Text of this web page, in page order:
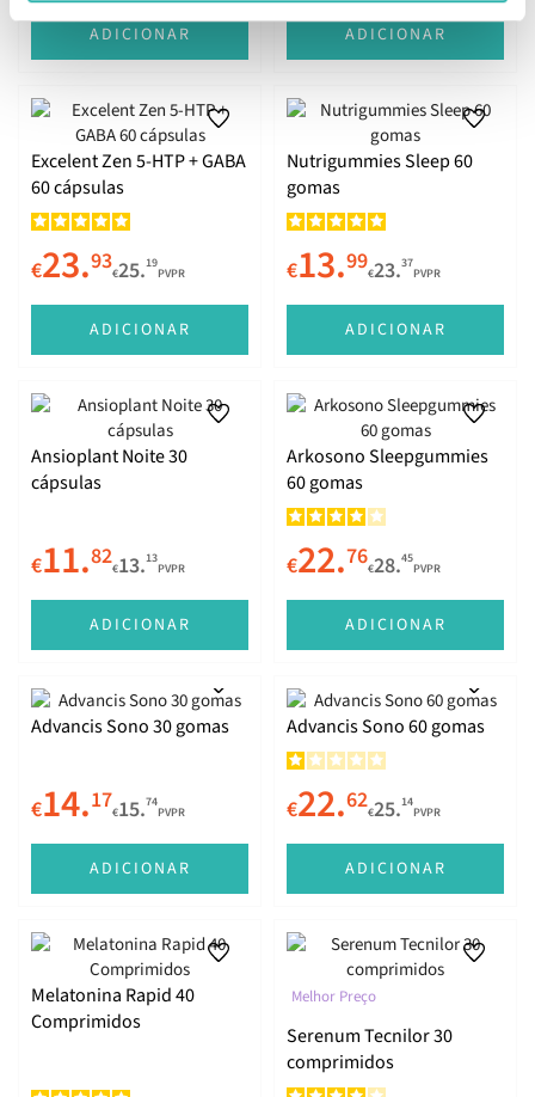
ADICIONAR ADICIONAR
Excelent Zen 5-HTP + GABA
60 cápsulas
€23.93€25.19
PVPR
ADICIONAR
Nutrigummies Sleep 60
gomas
€13.99€23.37
PVPR
ADICIONAR
Ansioplant Noite 30
cápsulas
€11.82€13.13
PVPR
ADICIONAR
Arkosono Sleepgummies
60 gomas
€22.76€28.45
PVPR
ADICIONAR
Advancis Sono 30 gomas
€14.17€15.74
PVPR
ADICIONAR
Advancis Sono 60 gomas
€22.62€25.14
PVPR
ADICIONAR
Melatonina Rapid 40
Comprimidos
Melhor Preço
Serenum Tecnilor 30
comprimidos